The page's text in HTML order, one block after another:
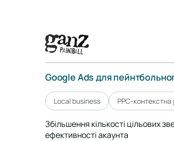
Google Ads для
Local business PPC-
Збільшення кількості цільових
ефективності акаунта